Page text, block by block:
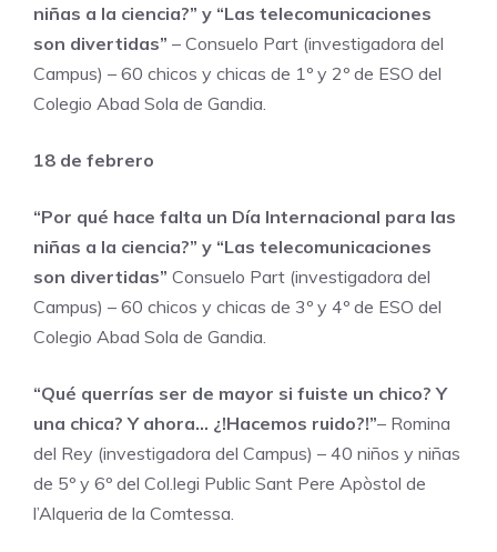
niñas a la ciencia?” y “Las telecomunicaciones
son divertidas” – Consuelo Part (investigadora del
Campus) – 60 chicos y chicas de 1º y 2º de ESO del
Colegio Abad Sola de Gandia.
18 de febrero
“Por qué hace falta un Día Internacional para las
niñas a la ciencia?” y “Las telecomunicaciones
son divertidas” Consuelo Part (investigadora del
Campus) – 60 chicos y chicas de 3º y 4º de ESO del
Colegio Abad Sola de Gandia.
“Qué querrías ser de mayor si fuiste un chico? Y
una chica? Y ahora… ¿!Hacemos ruido?!”– Romina
del Rey (investigadora del Campus) – 40 niños y niñas
de 5º y 6º del Col.legi Public Sant Pere Apòstol de
l’Alqueria de la Comtessa.